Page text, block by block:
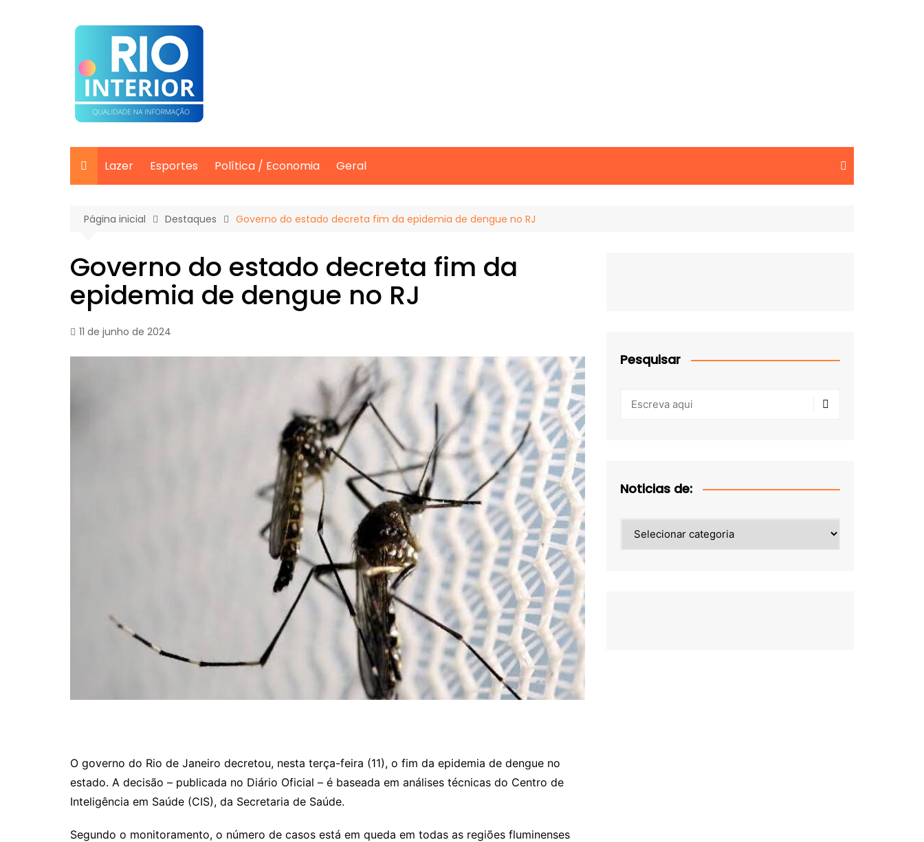
Lazer Esportes Política / Economia Geral
Página inicial Destaques Governo do estado decreta fim da epidemia de dengue no RJ
Governo do estado decreta fim da
epidemia de dengue no RJ
11 de junho de 2024
O governo do Rio de Janeiro decretou, nesta terça-feira (11), o fim da epidemia de dengue no
estado. A decisão – publicada no Diário Oficial – é baseada em análises técnicas do Centro de
Inteligência em Saúde (CIS), da Secretaria de Saúde.
Segundo o monitoramento, o número de casos está em queda em todas as regiões fluminenses
Pesquisar
Noticias de:
de: